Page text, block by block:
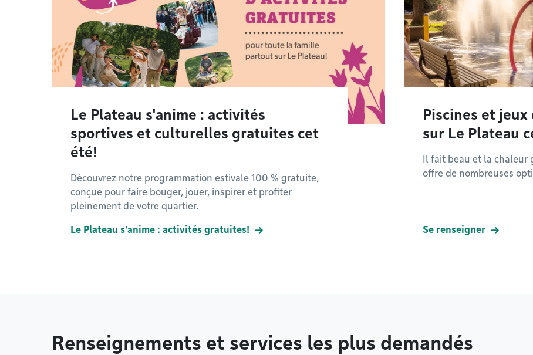
Le Plateau s'anime : activités
sportives et culturelles gratuites cet
été!
Découvrez notre programmation estivale 100 % gratuite,
conçue pour faire bouger, jouer, inspirer et profiter
pleinement de votre quartier.
Le Plateau s'anime : activités gratuites!
Piscines et
sur Le Plateau
Il fait beau et la chaleur
offre de nombreuses
Se renseigner
Renseignements et services les plus demandés